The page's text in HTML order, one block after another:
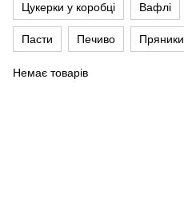
Цукерки у коробці Вафлі
Пасти Печиво Пряники
Немає товарів